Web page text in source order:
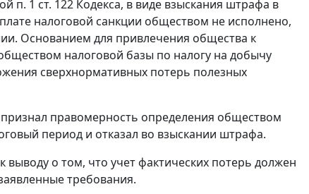
п. 1 ст. 122 Кодекса, в виде взыскания штрафа в
налоговой санкции обществом не исполнено,
Основанием для привлечения общества к
налоговой базы по налогу на добычу
сверхнормативных потерь полезных
признал правомерность определения обществом
период и отказал во взыскании штрафа.
выводу о том, что учет фактических потерь должен
требования.